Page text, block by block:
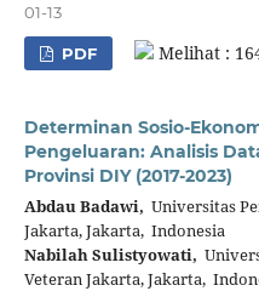
01-13
PDF Melihat :
Determinan Sosio-
Pengeluaran: Analisis
Provinsi DIY (2017-2023)
Abdau Badawi, Universitas
Jakarta, Jakarta, Indonesia
Nabilah Sulistyowati,
Veteran Jakarta, Jakarta,